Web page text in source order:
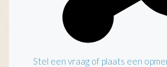
Stel een vraag of plaats een